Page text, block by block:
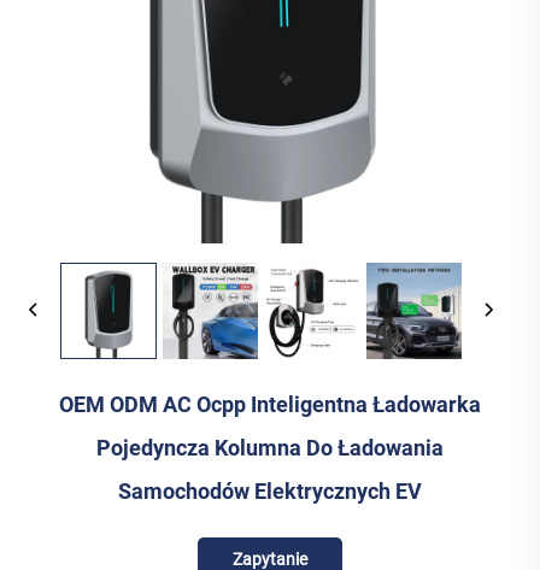
OEM ODM AC Ocpp Inteligentna Ładowarka
Pojedyncza Kolumna Do Ładowania
Samochodów Elektrycznych EV
Zapytanie